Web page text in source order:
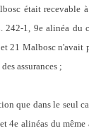
était recevable
1, 9e alinéa du
Malbosc n'avait
assurances ;
que dans le seul
4e alinéas du